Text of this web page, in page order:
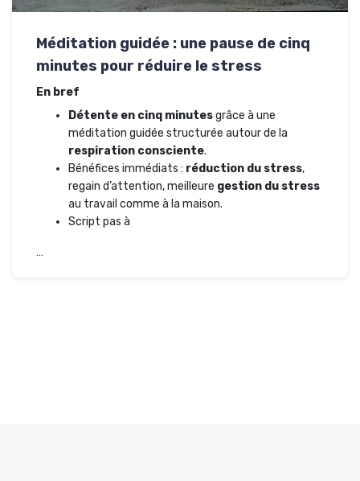
Méditation guidée : une pause de cinq
minutes pour réduire le stress
En bref
Détente en cinq minutesgrâce à une
méditation guidée structurée autour de la
respiration consciente.
Bénéfices immédiats : réduction du stress,
regain d’attention, meilleure gestion du stress
au travail comme à la maison.
Script pas à
…